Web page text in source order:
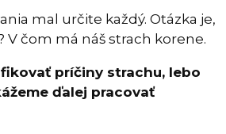
mal určite každý. Otázka je,
V čom má náš strach korene.
príčiny strachu, lebo
ďalej pracovať